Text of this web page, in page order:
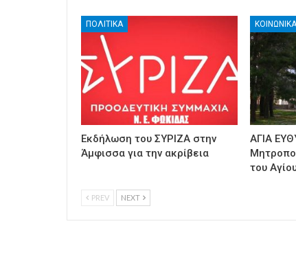
ΠΟΛΙΤΙΚΑ
Εκδήλωση του ΣΥΡΙΖΑ στην
Άμφισσα για την ακρίβεια
ΚΟΙΝΩΝΙΚΑ
ΑΓΙΑ
του
PREV NEXT